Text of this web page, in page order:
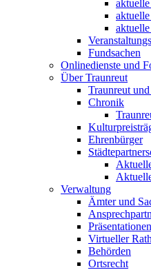
Fundsachen
Onlinedienste und
Über Traunreut
Traunreut
Chronik
Ehrenbürger
Verwaltung
Ämter und
Virtueller
Behörden
Ortsrecht